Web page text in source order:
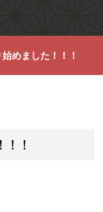
めました！！！
！